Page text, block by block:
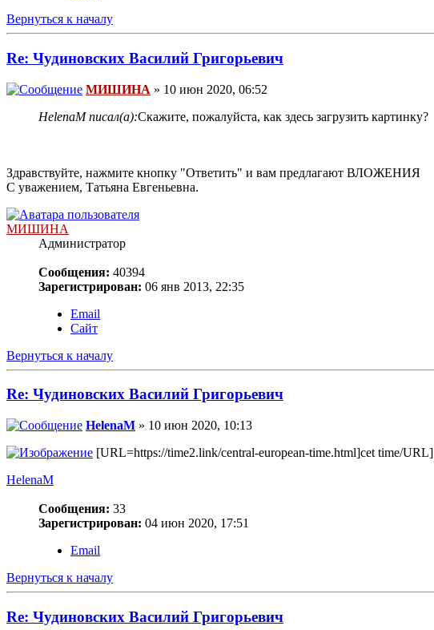
Вернуться к началу
Re: Чудиновских Василий Григорьевич
МИШИНА » 10 июн 2020, 06:52
HelenaM писал(а):Скажите, пожалуйста, как здесь загрузить картинку?
Здравствуйте, нажмите кнопку "Ответить" и вам предлагают ВЛОЖЕНИЯ
С уважением, Татьяна Евгеньевна.
МИШИНА
Администратор
Сообщения: 40394
Зарегистрирован: 06 янв 2013, 22:35
Email
Сайт
Вернуться к началу
Re: Чудиновских Василий Григорьевич
HelenaM » 10 июн 2020, 10:13
[URL=https://time2.link/central-european-time.html]cet time/URL]
HelenaM
Сообщения: 33
Зарегистрирован: 04 июн 2020, 17:51
Email
Вернуться к началу
Re: Чудиновских Василий Григорьевич